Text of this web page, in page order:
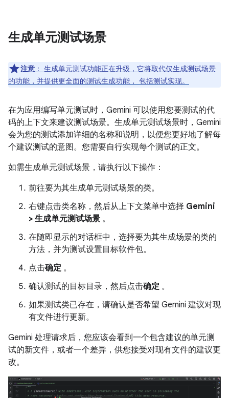
生成单元测试场景
注意 ： 生成单元测试功能正在升级，它将取代仅生成测试场景
的功能，并提供更全面的测试生成功能， 包括测试实现。
在为应用编写单元测试时，Gemini 可以使用您要测试的代
码的上下文来建议测试场景。生成单元测试场景时，Gemini
会为您的测试添加详细的名称和说明，以便您更好地了解每
个建议测试的意图。您需要自行实现每个测试的正文。
如需生成单元测试场景，请执行以下操作：
前往要为其生成单元测试场景的类。
右键点击类名称，然后从上下文菜单中选择 Gemini
> 生成单元测试场景 。
在随即显示的对话框中，选择要为其生成场景的类的
方法，并为测试设置目标软件包。
点击确定 。
确认测试的目标目录，然后点击确定 。
如果测试类已存在，请确认是否希望 Gemini 建议对现
有文件进行更新。
Gemini 处理请求后，您应该会看到一个包含建议的单元测
试的新文件，或者一个差异，供您接受对现有文件的建议更
改。